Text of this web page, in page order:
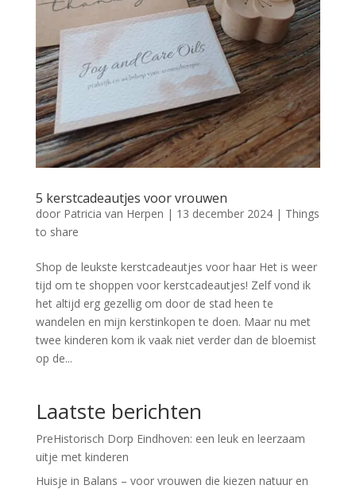
5 kerstcadeautjes voor vrouwen
door Patricia van Herpen | 13 december 2024| Things
to share
Shop de leukste kerstcadeautjes voor haar Het is weer
tijd om te shoppen voor kerstcadeautjes! Zelf vond ik
het altijd erg gezellig om door de stad heen te
wandelen en mijn kerstinkopen te doen. Maar nu met
twee kinderen kom ik vaak niet verder dan de bloemist
op de...
Laatste berichten
PreHistorisch Dorp Eindhoven: een leuk en leerzaam
uitje met kinderen
Huisje in Balans – voor vrouwen die kiezen natuur en